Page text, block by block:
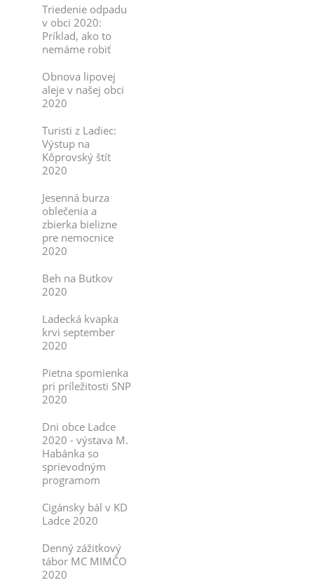
Triedenie odpadu
v obci 2020:
Príklad, ako to
nemáme robiť
Obnova lipovej
aleje v našej obci
2020
Turisti z Ladiec:
Výstup na
Kôprovský štít
2020
Jesenná burza
oblečenia a
zbierka bielizne
pre nemocnice
2020
Beh na Butkov
2020
Ladecká kvapka
krvi september
2020
Pietna spomienka
pri príležitosti SNP
2020
Dni obce Ladce
2020 - výstava M.
Habánka so
sprievodným
programom
Cigánsky bál v KD
Ladce 2020
Denný zážitkový
tábor MC MIMČO
2020